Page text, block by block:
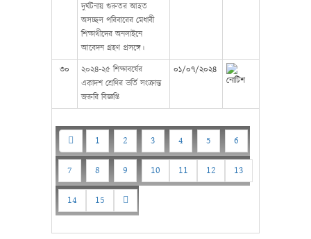
দুর্ঘটনায় গুরুতর আহত
অসচ্ছল পরিবারের মেধাবী
শিক্ষাথীদের অনলাইনে
আবেদন গ্রহণ প্রসঙ্গে।
৩০
২০২৪-২৫ শিক্ষাবর্ষের
একাদশ শ্রেণির ভর্তি সংক্রান্ত
জরুরি বিজ্ঞপ্তি
০১/০৭/২০২৪
1 2 3 4 5 6
7 8 9 10 11 12 13
14 15